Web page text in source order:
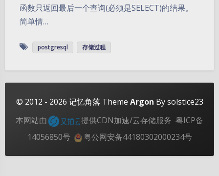
浅阴影 深阴影
关闭 日落 暗化 灰度
函数只返回最后一个查询(必须是SELECT)的结果。
简单情…
postgresql 存储过程
© 2012 - 2026 记忆角落 Theme Argon By solstice23
本网站由
提供CDN加速/云存储服务 粤ICP备
14056850号
粤公网安备44180302000234号